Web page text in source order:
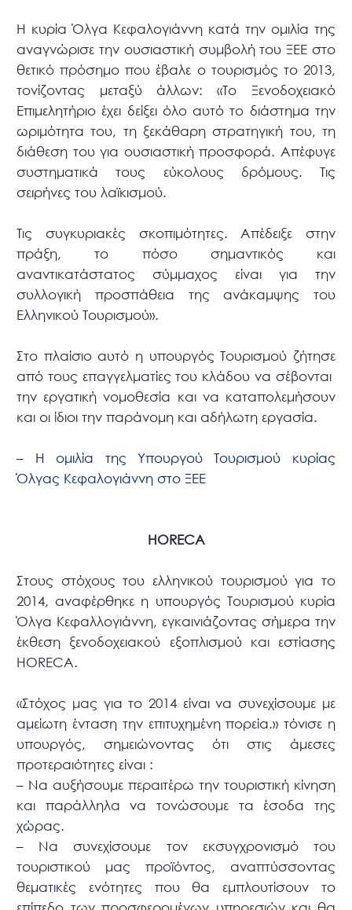
Η κυρία Όλγα Κεφαλογιάννη κατά την ομιλία της
αναγνώρισε την ουσιαστική συμβολή του ΞΕΕ στο
θετικό πρόσημο που έβαλε ο τουρισμός το 2013,
τονίζοντας μεταξύ άλλων: «Το Ξενοδοχειακό
Επιμελητήριο έχει δείξει όλο αυτό το διάστημα την
ωριμότητα του, τη ξεκάθαρη στρατηγική του, τη
διάθεση του για ουσιαστική προσφορά. Απέφυγε
συστηματικά τους εύκολους δρόμους. Τις
σειρήνες του λαϊκισμού.
Τις συγκυριακές σκοπιμότητες. Απέδειξε στην
πράξη, το πόσο σημαντικός και
αναντικατάστατος σύμμαχος είναι για την
συλλογική προσπάθεια της ανάκαμψης του
Ελληνικού Τουρισμού».
Στο πλαίσιο αυτό η υπουργός Τουρισμού ζήτησε
από τους επαγγελματίες του κλάδου να σέβονται
την εργατική νομοθεσία και να καταπολεμήσουν
και οι ίδιοι την παράνομη και αδήλωτη εργασία.
– H ομιλία της Υπουργού Τουρισμού κυρίας
Όλγας Κεφαλογιάννη στο ΞΕΕ
HORECA
Στους στόχους του ελληνικού τουρισμού για το
2014, αναφέρθηκε η υπουργός Τουρισμού κυρία
Όλγα Κεφαλλογιάννη, εγκαινιάζοντας σήμερα την
έκθεση ξενοδοχειακού εξοπλισμού και εστίασης
HORECA.
«Στόχος μας για το 2014 είναι να συνεχίσουμε με
αμείωτη ένταση την επιτυχημένη πορεία.» τόνισε η
υπουργός, σημειώνοντας ότι στις άμεσες
προτεραιότητες είναι :
– Να αυξήσουμε περαιτέρω την τουριστική κίνηση
και παράλληλα να τονώσουμε τα έσοδα της
χώρας.
– Να συνεχίσουμε τον εκσυγχρονισμό του
τουριστικού μας προϊόντος, αναπτύσσοντας
θεματικές ενότητες που θα εμπλουτίσουν το